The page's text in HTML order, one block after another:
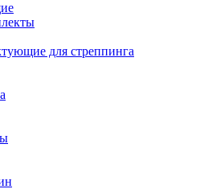
для стреппинга